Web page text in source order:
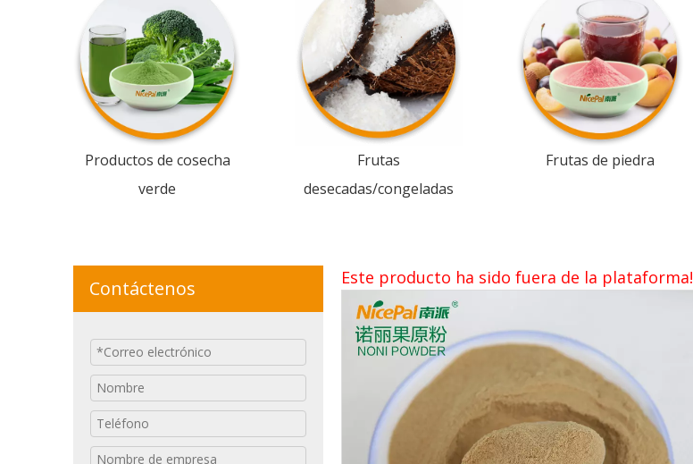
Productos de cosecha
verde
Frutas
desecadas/congeladas
Frutas de piedra
Contáctenos Este producto ha sido fuera de la plataforma!